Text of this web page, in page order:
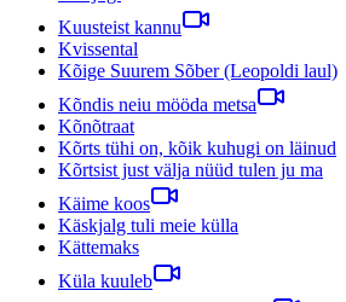
Kuusteist kannu
Kvissental
Kõige Suurem Sõber (Leopoldi laul)
Kõndis neiu mööda metsa
Kõnõtraat
Kõrts tühi on, kõik kuhugi on läinud
Kõrtsist just välja nüüd tulen ju ma
Käime koos
Käskjalg tuli meie külla
Kättemaks
Küla kuuleb